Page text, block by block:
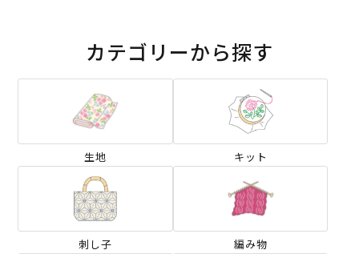
カテゴリーから探す
生地 キット
刺し子 編み物